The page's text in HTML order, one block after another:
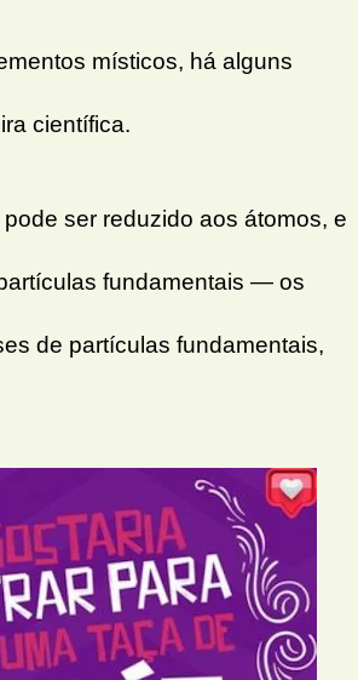
místicos, há alguns
científica.
ser reduzido aos átomos, e
fundamentais — os
de partículas fundamentais,